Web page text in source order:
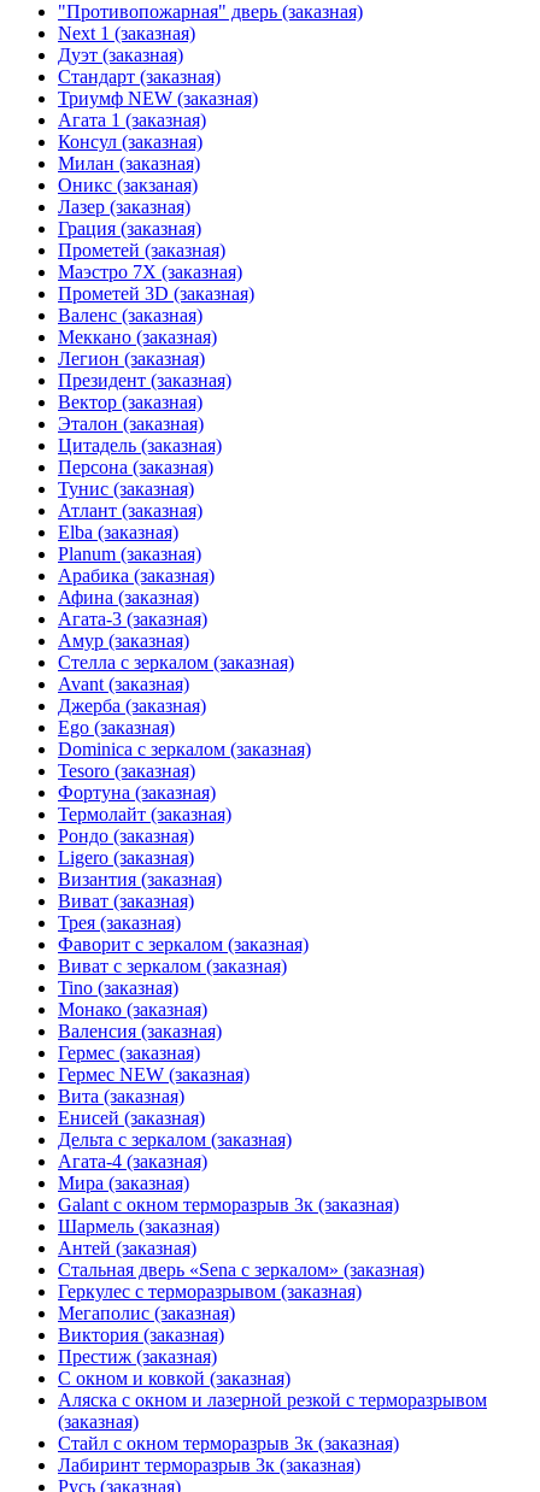
"Противопожарная" дверь (заказная)
Next 1 (заказная)
Дуэт (заказная)
Стандарт (заказная)
Триумф NEW (заказная)
Агата 1 (заказная)
Консул (заказная)
Милан (заказная)
Оникс (закзаная)
Лазер (заказная)
Грация (заказная)
Прометей (заказная)
Маэстро 7Х (заказная)
Прометей 3D (заказная)
Валенс (заказная)
Меккано (заказная)
Легион (заказная)
Президент (заказная)
Вектор (заказная)
Эталон (заказная)
Цитадель (заказная)
Персона (заказная)
Тунис (заказная)
Атлант (заказная)
Elba (заказная)
Planum (заказная)
Арабика (заказная)
Афина (заказная)
Агата-3 (заказная)
Амур (заказная)
Стелла с зеркалом (заказная)
Avant (заказная)
Джерба (заказная)
Ego (заказная)
Dominica с зеркалом (заказная)
Tesoro (заказная)
Фортуна (заказная)
Термолайт (заказная)
Рондо (заказная)
Ligero (заказная)
Византия (заказная)
Виват (заказная)
Трея (заказная)
Фаворит с зеркалом (заказная)
Виват с зеркалом (заказная)
Tino (заказная)
Монако (заказная)
Валенсия (заказная)
Гермес (заказная)
Гермес NEW (заказная)
Вита (заказная)
Енисей (заказная)
Дельта с зеркалом (заказная)
Агата-4 (заказная)
Мира (заказная)
Galant с окном терморазрыв 3к (заказная)
Шармель (заказная)
Антей (заказная)
Стальная дверь «Sena с зеркалом» (заказная)
Геркулес с терморазрывом (заказная)
Мегаполис (заказная)
Виктория (заказная)
Престиж (заказная)
С окном и ковкой (заказная)
Аляска с окном и лазерной резкой с терморазрывом
(заказная)
Стайл с окном терморазрыв 3к (заказная)
Лабиринт терморазрыв 3к (заказная)
Русь (заказная)